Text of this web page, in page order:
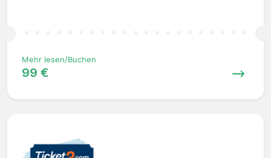
Mehr lesen/Buchen
99 €